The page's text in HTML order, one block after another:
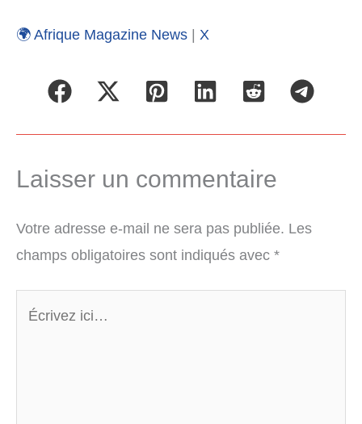
🌍 Afrique Magazine News | X
Laisser un commentaire
Votre adresse e-mail ne sera pas publiée. Les
champs obligatoires sont indiqués avec *